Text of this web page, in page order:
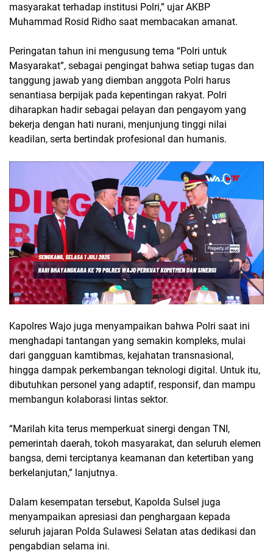
masyarakat terhadap institusi Polri,” ujar AKBP
Muhammad Rosid Ridho saat membacakan amanat.
Peringatan tahun ini mengusung tema “Polri untuk
Masyarakat”, sebagai pengingat bahwa setiap tugas dan
tanggung jawab yang diemban anggota Polri harus
senantiasa berpijak pada kepentingan rakyat. Polri
diharapkan hadir sebagai pelayan dan pengayom yang
bekerja dengan hati nurani, menjunjung tinggi nilai
keadilan, serta bertindak profesional dan humanis.
Kapolres Wajo juga menyampaikan bahwa Polri saat ini
menghadapi tantangan yang semakin kompleks, mulai
dari gangguan kamtibmas, kejahatan transnasional,
hingga dampak perkembangan teknologi digital. Untuk itu,
dibutuhkan personel yang adaptif, responsif, dan mampu
membangun kolaborasi lintas sektor.
“Marilah kita terus memperkuat sinergi dengan TNI,
pemerintah daerah, tokoh masyarakat, dan seluruh elemen
bangsa, demi terciptanya keamanan dan ketertiban yang
berkelanjutan,” lanjutnya.
Dalam kesempatan tersebut, Kapolda Sulsel juga
menyampaikan apresiasi dan penghargaan kepada
seluruh jajaran Polda Sulawesi Selatan atas dedikasi dan
pengabdian selama ini.